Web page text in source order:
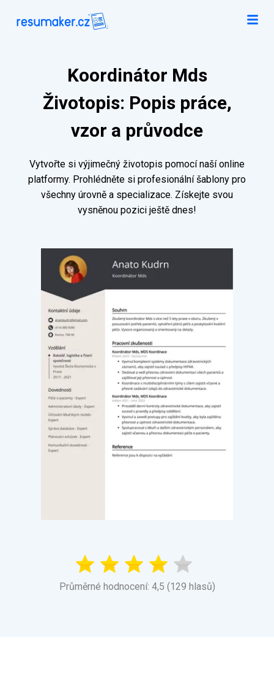
Koordinátor Mds
Životopis: Popis práce,
vzor a průvodce
Vytvořte si výjimečný životopis pomocí naší online
platformy. Prohlédněte si profesionální šablony pro
všechny úrovně a specializace. Získejte svou
vysněnou pozici ještě dnes!
Průměrné hodnocení: 4,5 (129 hlasů)